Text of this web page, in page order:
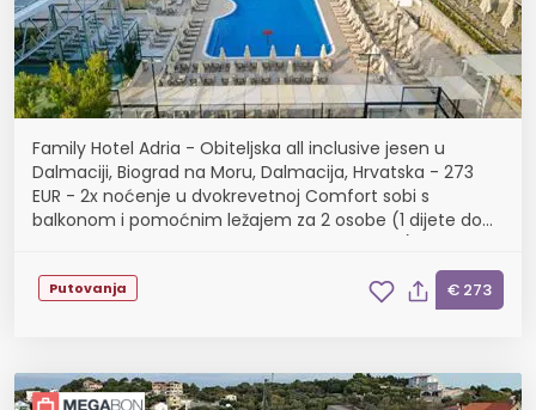
Family Hotel Adria - Obiteljska all inclusive jesen u
Dalmaciji, Biograd na Moru, Dalmacija, Hrvatska - 273
EUR - 2x noćenje u dvokrevetnoj Comfort sobi s
balkonom i pomoćnim ležajem za 2 osobe (1 dijete do
Putovanja € 273